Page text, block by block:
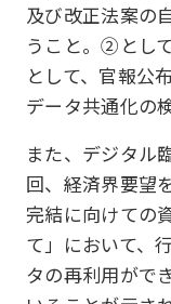
及び改正法案の
うこと。②とし
として、官報公
データ共通化の
また、デジタル
回、経済界要望
完結に向けての
て」において、
タの再利用がで